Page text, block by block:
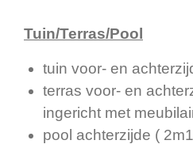
Tuin/Terras/Pool
tuin voor- en
terras voor- en
ingericht met
pool achterzijde (